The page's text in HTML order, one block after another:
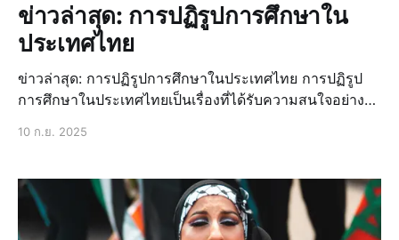
ข่าวล่าสุด: การปฏิรูปการศึกษาใน
ประเทศไทย
ข่าวล่าสุด: การปฏิรูปการศึกษาในประเทศไทย การปฏิรูป
การศึกษาในประเทศไทยเป็นเรื่องที่ได้รับความสนใจอย่าง
ข้อมูลเกี่ยวกับการเปลี่ยนแปลงในระบบการศึกษาอย่างต่อ
การศึกษาใหม่ที่ได้รับการเปิดเผยเมื่อเร็
10 ก.ย. 2025